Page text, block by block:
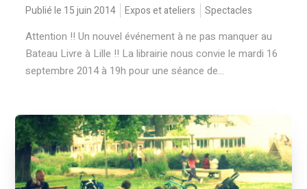
Publié le 15 juin 2014 Expos et ateliers Spectacles
Attention !! Un nouvel événement à ne pas manquer au
Bateau Livre à Lille !! La librairie nous convie le mardi 16
septembre 2014 à 19h pour une séance de...